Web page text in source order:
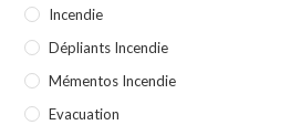
Incendie
Dépliants Incendie
Mémentos Incendie
Evacuation